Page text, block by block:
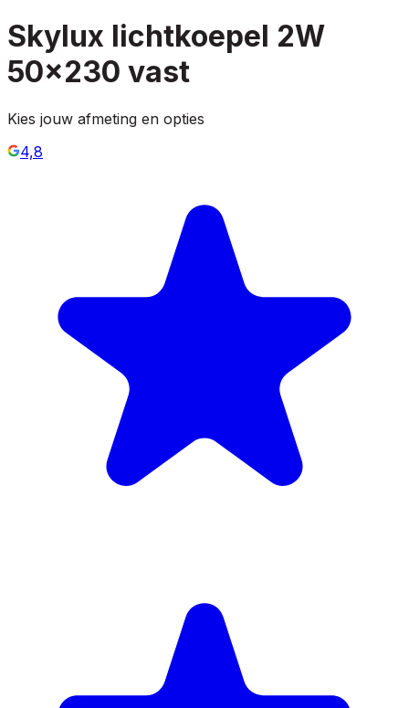
Skylux lichtkoepel 2W
50x230 vast
Kies jouw afmeting en opties
4,8